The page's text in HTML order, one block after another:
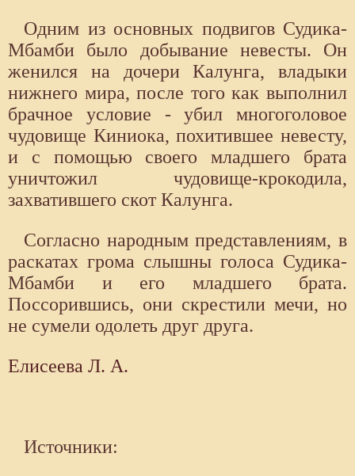
Одним из основных подвигов Судика-
Мбамби было добывание невесты. Он
женился на дочери Калунга, владыки
нижнего мира, после того как выполнил
брачное условие - убил многоголовое
чудовище Киниока, похитившее невесту,
и с помощью своего младшего брата
уничтожил чудовище-крокодила,
захватившего скот Калунга.
Согласно народным представлениям, в
раскатах грома слышны голоса Судика-
Мбамби и его младшего брата.
Поссорившись, они скрестили мечи, но
не сумели одолеть друг друга.
Елисеева Л. А.
Источники: